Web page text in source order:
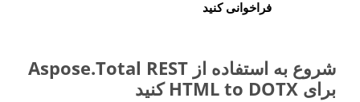
فراخوانی کنید
شروع به استفاده از Aspose.Total REST
برای HTML to DOTX کنید